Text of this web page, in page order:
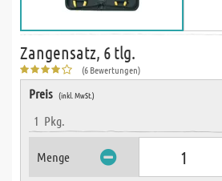
Zangensatz, 6 tlg.
(6 Bewertungen)
Preis (inkl. MwSt.)
1 Pkg.
Menge